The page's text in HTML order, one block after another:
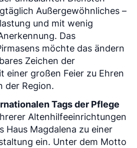
Außergewöhnliches –
und mit wenig
Das
möchte das ändern
Zeichen der
einer großen Feier zu Ehren
der Region.
Tags der Pflege
Altenhilfeeinrichtungen
Haus Magdalena zu einer
ein. Unter dem Motto